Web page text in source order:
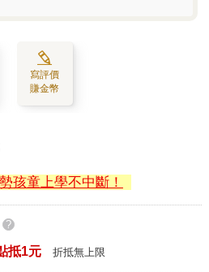
寫評價
賺金幣
孩童上學不中斷！
?
抵1元 折抵無上限